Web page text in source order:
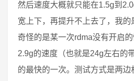
然后速度大概就只能在1.5g到
宽上下，再提升不上去了，我的
奇怪的是某一次rdma没有开启
2.9g的速度（也就是24g左右的
的最快的一次。测试方式是两边